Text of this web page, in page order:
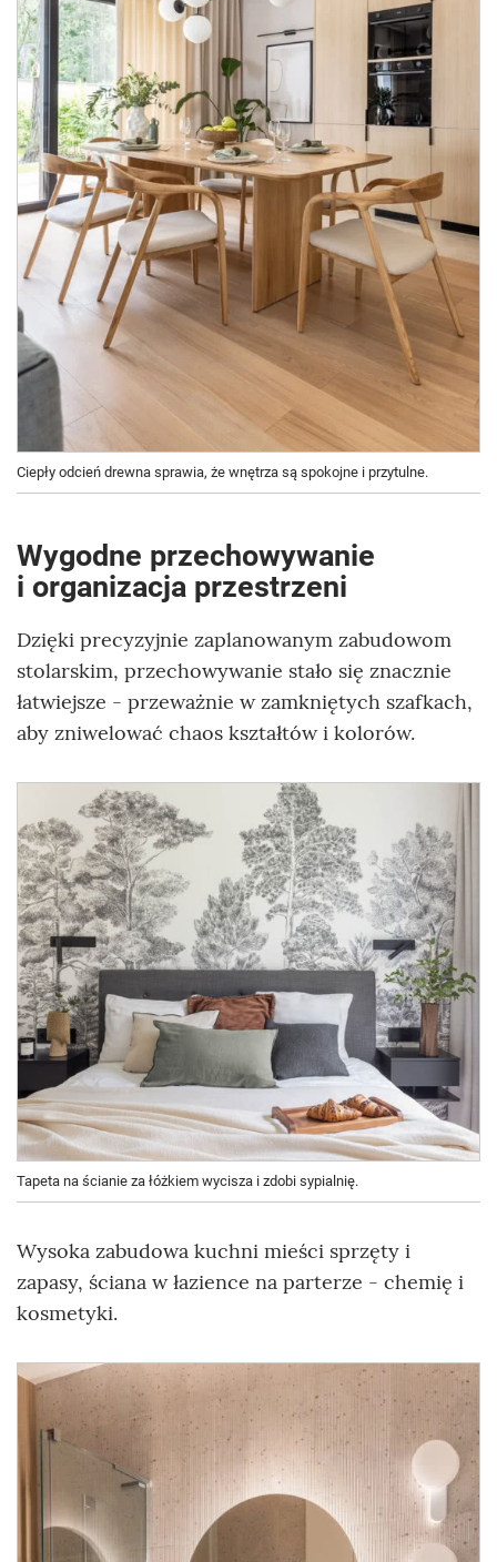
Ciepły odcień drewna sprawia, że wnętrza są spokojne i przytulne.
Wygodne przechowywanie
i organizacja przestrzeni
Dzięki precyzyjnie zaplanowanym zabudowom
stolarskim, przechowywanie stało się znacznie
łatwiejsze - przeważnie w zamkniętych szafkach,
aby zniwelować chaos kształtów i kolorów.
Tapeta na ścianie za łóżkiem wycisza i zdobi sypialnię.
Wysoka zabudowa kuchni mieści sprzęty i
zapasy, ściana w łazience na parterze - chemię i
kosmetyki.